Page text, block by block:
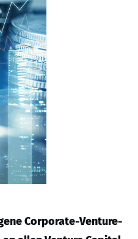
Corporate-Venture-